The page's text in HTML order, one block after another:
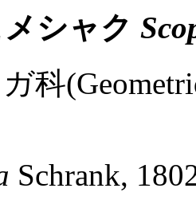
シャク
科
Schrank,